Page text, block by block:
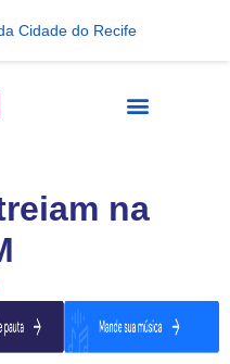
Cidade do Recife
na